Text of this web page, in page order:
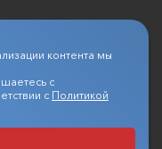
контента мы
с
с Политикой